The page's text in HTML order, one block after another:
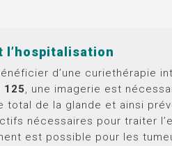
l’hospitalisation
d’une curiethérapie
125, une imagerie est
total de la glande et ainsi
nécessaires pour traiter
est possible pour les